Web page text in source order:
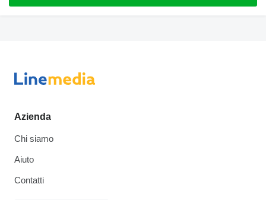
Azienda
Chi siamo
Aiuto
Contatti